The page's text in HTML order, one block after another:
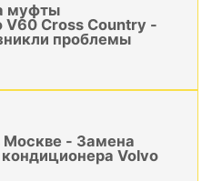
муфты
V60 Cross Country -
проблемы
Москве - Замена
Volvo